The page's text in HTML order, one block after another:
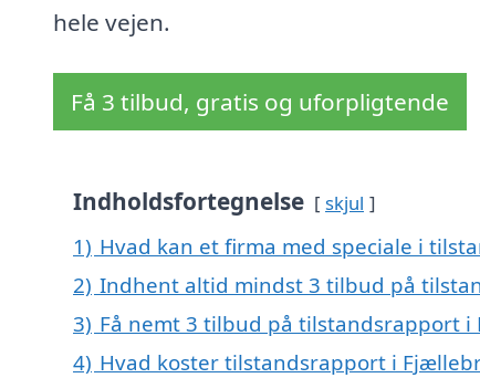
hele vejen.
Få 3 tilbud, gratis og uforpligtende
Indholdsfortegnelse skjul
1) Hvad kan et firma med speciale i
2) Indhent altid mindst 3 tilbud på
3) Få nemt 3 tilbud på tilstandsrapport
4) Hvad koster tilstandsrapport i